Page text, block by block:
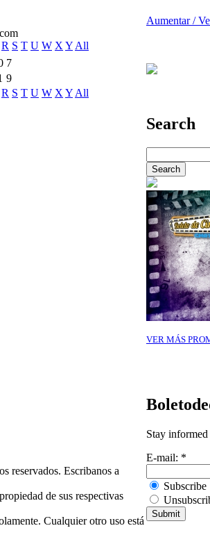
R S T U W X Y All
7
9
R S T U W X Y All
Aumentar /
Search
VER MÁS
Stay
E-mail: *
Subscribe
reservados. Escribanos a
de sus respectivas
Cualquier otro uso está